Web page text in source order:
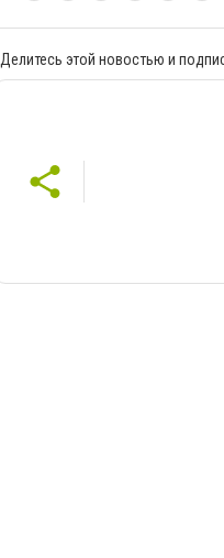
Делитесь этой новостью и